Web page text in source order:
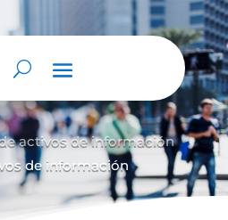
activos de información
de información